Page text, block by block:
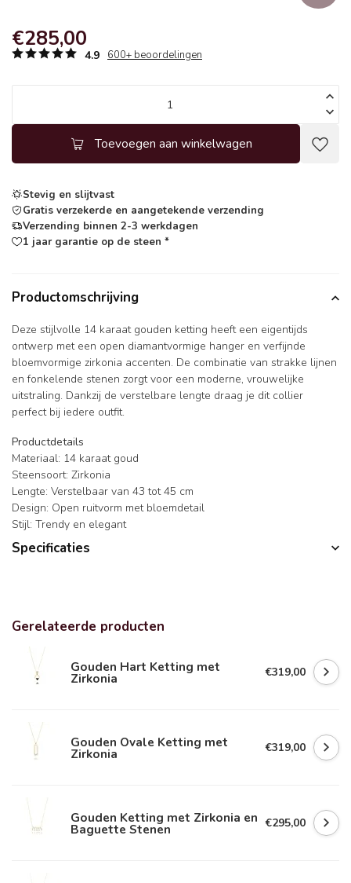
€285,00
4.9 600+ beoordelingen
Toevoegen aan winkelwagen
Stevig en slijtvast
Gratis verzekerde en aangetekende verzending
Verzending binnen 2-3 werkdagen
1 jaar garantie op de steen *
Productomschrijving
Deze stijlvolle 14 karaat gouden ketting heeft een eigentijds
ontwerp met een open diamantvormige hanger en verfijnde
bloemvormige zirkonia accenten. De combinatie van strakke lijnen
en fonkelende stenen zorgt voor een moderne, vrouwelijke
uitstraling. Dankzij de verstelbare lengte draag je dit collier
perfect bij iedere outfit.
Productdetails
Materiaal: 14 karaat goud
Steensoort: Zirkonia
Lengte: Verstelbaar van 43 tot 45 cm
Design: Open ruitvorm met bloemdetail
Stijl: Trendy en elegant
Specificaties
Gerelateerde producten
Gouden Hart Ketting met
Zirkonia €319,00
Gouden Ovale Ketting met
Zirkonia €319,00
Gouden Ketting met Zirkonia en
Baguette Stenen €295,00